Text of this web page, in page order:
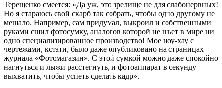
Терещенко смеется: «Да уж, это зрелище не для слабонервных!
Но я стараюсь свой скарб так собрать, чтобы одно другому не
мешало. Например, сам придумал, выкроил и собственными
руками сшил фотосумку, аналогов которой не шьет в мире ни
одно специализированное производство! Мое ноу-хау с
чертежами, кстати, было даже опубликовано на страницах
журнала «Фотомагазин». С этой сумкой можно даже спокойно
нагнуться и лыжи расстегнуть, и фотоаппарат в секунду
выхватить, чтобы успеть сделать кадр».